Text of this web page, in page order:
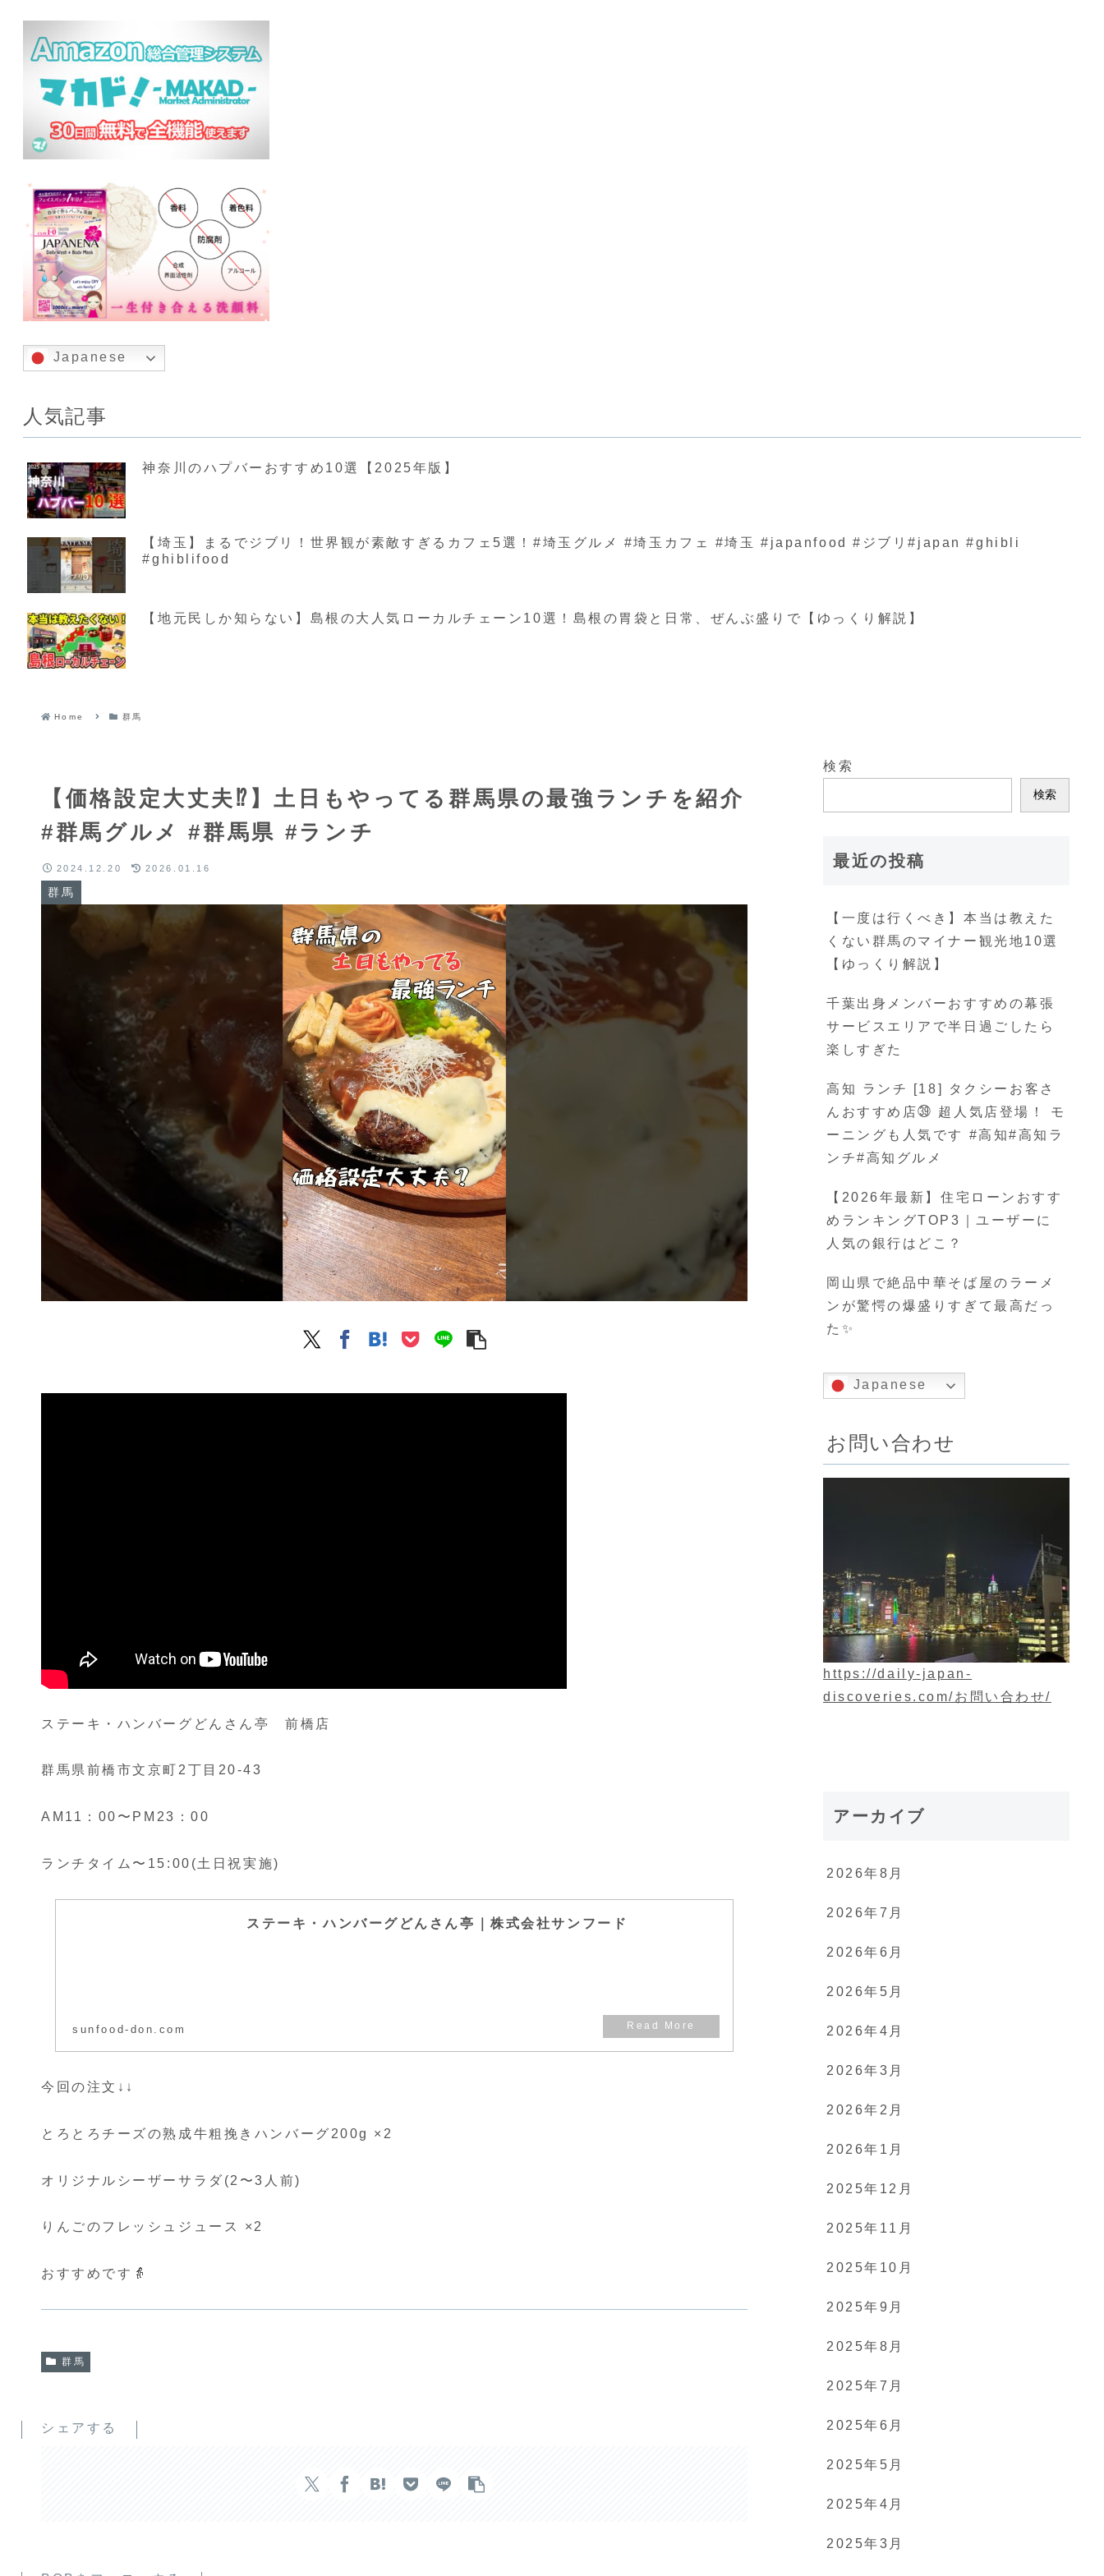
Japanese
人気記事
神奈川のハプバーおすすめ10選【2025年版】
【埼玉】まるでジブリ！世界観が素敵すぎるカフェ5選！#埼玉グルメ #埼玉カフェ #埼玉 #japanfood #ジブリ#japan #ghibli
#ghiblifood
【地元民しか知らない】島根の大人気ローカルチェーン10選！島根の胃袋と日常、ぜんぶ盛りで【ゆっくり解説】
Home 群馬
【価格設定大丈夫⁉︎】土日もやってる群馬県の最強ランチを紹介
#群馬グルメ #群馬県 #ランチ
群馬
2024.12.20 2026.01.16
ステーキ・ハンバーグどんさん亭 前橋店
群馬県前橋市文京町2丁目20-43
AM11：00〜PM23：00
ランチタイム〜15:00(土日祝実施)
ステーキ・ハンバーグどんさん亭｜株式会社サンフード
sunfood-don.com
今回の注文↓↓
とろとろチーズの熟成牛粗挽きハンバーグ200g ×2
オリジナルシーザーサラダ(2〜3人前)
りんごのフレッシュジュース ×2
おすすめです👵
群馬
シェアする
検索
検索
最近の投稿
【一度は行くべき】本当は教えた
くない群馬のマイナー観光地10選
【ゆっくり解説】
千葉出身メンバーおすすめの幕張
サービスエリアで半日過ごしたら
楽しすぎた
高知 ランチ [18] タクシーお客さ
んおすすめ店㊴ 超人気店登場！ モ
ーニングも人気です #高知#高知ラ
ンチ#高知グルメ
【2026年最新】住宅ローンおすす
めランキングTOP3｜ユーザーに
人気の銀行はどこ？
岡山県で絶品中華そば屋のラーメ
ンが驚愕の爆盛りすぎて最高だっ
た✨
Japanese
お問い合わせ
https://daily-japan-
discoveries.com/お問い合わせ/
アーカイブ
2026年8月
2026年7月
2026年6月
2026年5月
2026年4月
2026年3月
2026年2月
2026年1月
2025年12月
2025年11月
2025年10月
2025年9月
2025年8月
2025年7月
2025年6月
2025年5月
2025年4月
2025年3月